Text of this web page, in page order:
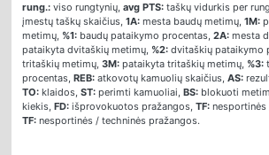
rung.: viso rungtynių,avg PTS: taškų vidurkis per
įmestų taškų skaičius,1A: mesta baudų metimų,1M:
metimų, %1: baudų pataikymo procentas,2A: mesta
pataikyta dvitaškių metimų, %2: dvitaškių pataikymo
tritaškių metimų,3M: pataikyta tritaškių metimų, %3:
procentas,REB: atkovotų kamuolių skaičius,AS:
TO: klaidos,ST: perimti kamuoliai,BS: blokuoti
kiekis,FD: išprovokuotos pražangos,TF: nesportinės
TF: nesportinės / techninės pražangos.